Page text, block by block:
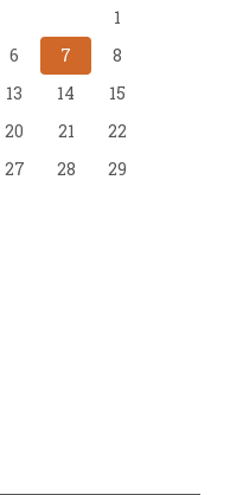
1
6 7
8
13 14
15
20 21
22
27 28
29